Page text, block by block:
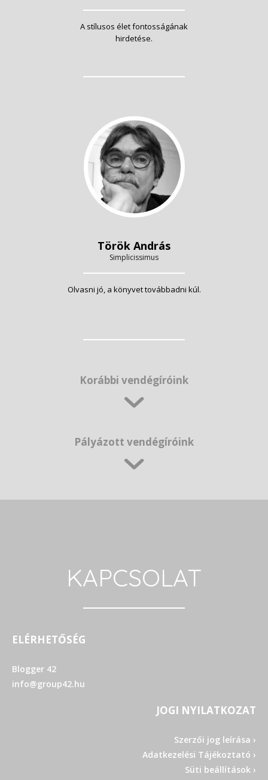
A stílusos élet fontosságának
hirdetése.
Török András
Simplicissimus
Olvasni jó, a könyvet továbbadni kúl.
Korábbi vendégíróink
Pályázott vendégíróink
KAPCSOLAT
ELÉRHETŐSÉG
Blogger 42
info@group42.hu
JOGI NYILATKOZAT
Szerzői jog leírása ›
Adatkezelési Tájékoztató ›
Süti beállítások ›